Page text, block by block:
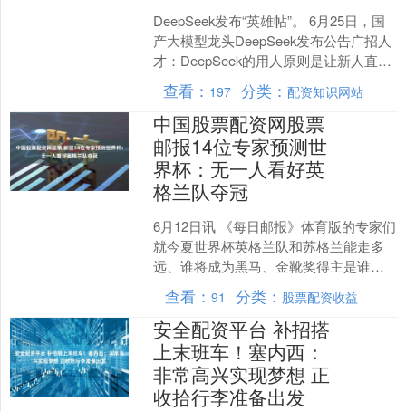
DeepSeek发布“英雄帖”。 6月25日，国
产大模型龙头DeepSeek发布公告广招人
才：DeepSeek的用人原则是让新人直接
承担最核心、最重要的任务，在....
查看： 197 分类：配资知识网站
中国股票配资网股票
邮报14位专家预测世
界杯：无一人看好英
格兰队夺冠
6月12日讯 《每日邮报》体育版的专家们
就今夏世界杯英格兰队和苏格兰能走多
远、谁将成为黑马、金靴奖得主是谁，
以及哪支球队将在7月19日捧起世界杯发
表了各自的看法....
查看：91 分类： 股票配资收益
安全配资平台 补招搭
上末班车！塞内西：
非常高兴实现梦想 正
收拾行李准备出发